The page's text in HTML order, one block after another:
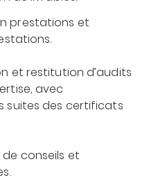
prestations et
et restitution d’audits
avec
suites des certificats
conseils et